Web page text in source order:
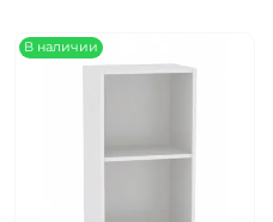
В наличии